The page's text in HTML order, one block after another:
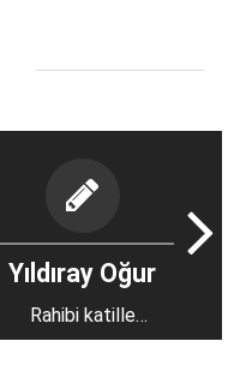
Yıldıray Oğur
Rahibi katille
yargılamak...